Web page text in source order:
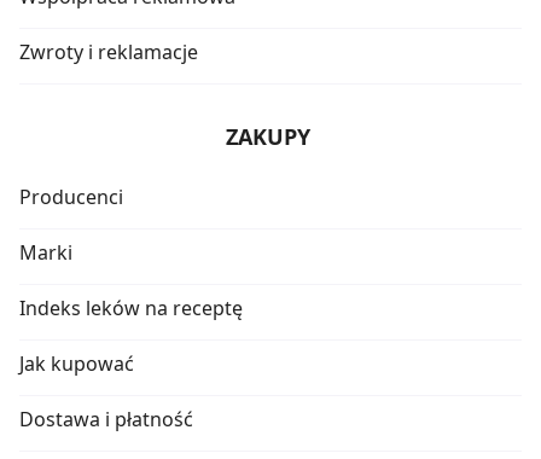
Zwroty i reklamacje
ZAKUPY
Producenci
Marki
Indeks leków na receptę
Jak kupować
Dostawa i płatność